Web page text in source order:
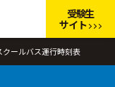
受験生
サイト
クールバス運行時刻表